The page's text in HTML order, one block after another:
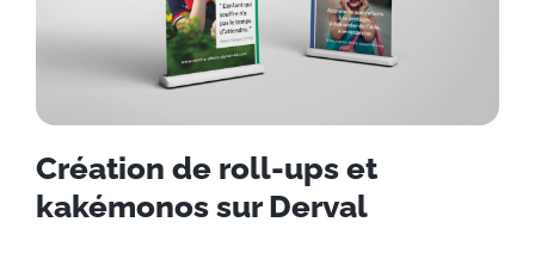
Création de roll-ups et
kakémonos sur Derval